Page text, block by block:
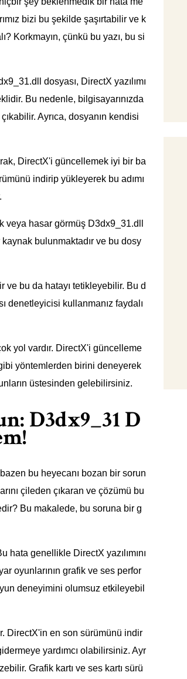
bizi bu şekilde şaşırtabilir ve k
Korkmayın, çünkü bu yazı, bu si
dosyası, DirectX yazılımı
Bu nedenle, bilgisayarınızda
Ayrıca, dosyanın kendisi
DirectX'i güncellemek iyi bir ba
indirip yükleyerek bu adımı
hasar görmüş D3dx9_31.dll
bulunmaktadır ve bu dosy
ve bu da hatayı tetikleyebilir. Bu d
denetleyicisi kullanmanız faydalı
yol vardır. DirectX'i güncelleme
yöntemlerden birini deneyerek
üstesinden gelebilirsiniz.
D3dx9_31 D
bu heyecanı bozan bir sorun
çileden çıkaran ve çözümü bu
Bu makalede, bu soruna bir g
genellikle DirectX yazılımını
oyunlarının grafik ve ses perfor
deneyimini olumsuz etkileyebil
DirectX'in en son sürümünü indir
yardımcı olabilirsiniz. Ayr
Grafik kartı ve ses kartı sürü